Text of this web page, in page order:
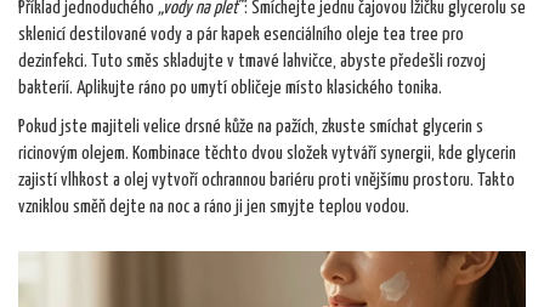
Příklad jednoduchého „vody na pleť“: Smíchejte jednu čajovou lžičku glycerolu se
sklenicí destilované vody a pár kapek esenciálního oleje tea tree pro
dezinfekci. Tuto směs skladujte v tmavé lahvičce, abyste předešli rozvoj
bakterií. Aplikujte ráno po umytí obličeje místo klasického tonika.
Pokud jste majiteli velice drsné kůže na pažích, zkuste smíchat glycerin s
ricinovým olejem. Kombinace těchto dvou složek vytváří synergii, kde glycerin
zajistí vlhkost a olej vytvoří ochrannou bariéru proti vnějšímu prostoru. Takto
vzniklou směň dejte na noc a ráno ji jen smyjte teplou vodou.